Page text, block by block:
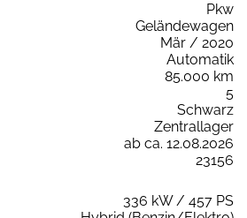
Pkw
Geländewagen
Mär / 2020
Automatik
85.000 km
5
Schwarz
Zentrallager
ab ca. 12.08.2026
23156
336 kW / 457 PS